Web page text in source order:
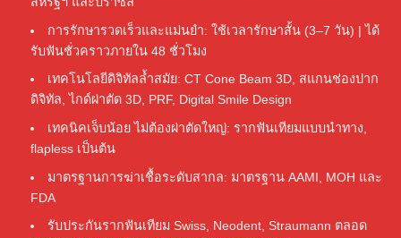
การรักษารวดเร็วและแม่นยำ: ใช้เวลารักษาสั้น (3–7 วัน) | ได้
รับฟันชั่วคราวภายใน 48 ชั่วโมง
เทคโนโลยีดิจิทัลล้ำสมัย: CT Cone Beam 3D, สแกนช่องปาก
ดิจิทัล, ไกด์ผ่าตัด 3D, PRF, Digital Smile Design
เทคนิคเจ็บน้อย ไม่ต้องผ่าตัดใหญ่: รากฟันเทียมแบบนำทาง,
flapless เป็นต้น
มาตรฐานการฆ่าเชื้อระดับสากล: มาตรฐาน AAMI, MOH และ
FDA
รับประกันรากฟันเทียม Swiss, Neodent, Straumann ตลอด